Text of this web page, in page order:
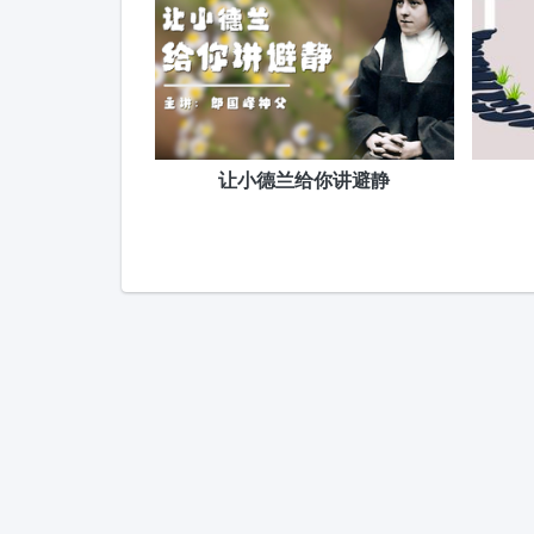
让小德兰给你讲避静